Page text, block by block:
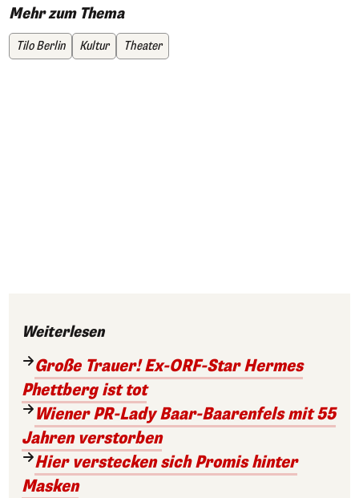
Mehr zum Thema
Tilo Berlin Kultur Theater
Weiterlesen
Große Trauer! Ex-ORF-Star Hermes
Phettberg ist tot
Wiener PR-Lady Baar-Baarenfels mit 55
Jahren verstorben
Hier verstecken sich Promis hinter
Masken